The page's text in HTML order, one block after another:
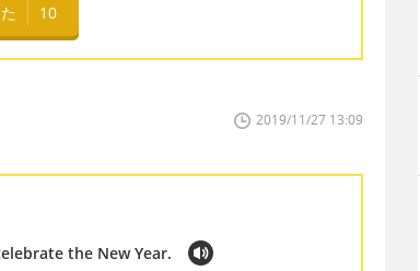
10
2019/11/27 13:09
the New Year.